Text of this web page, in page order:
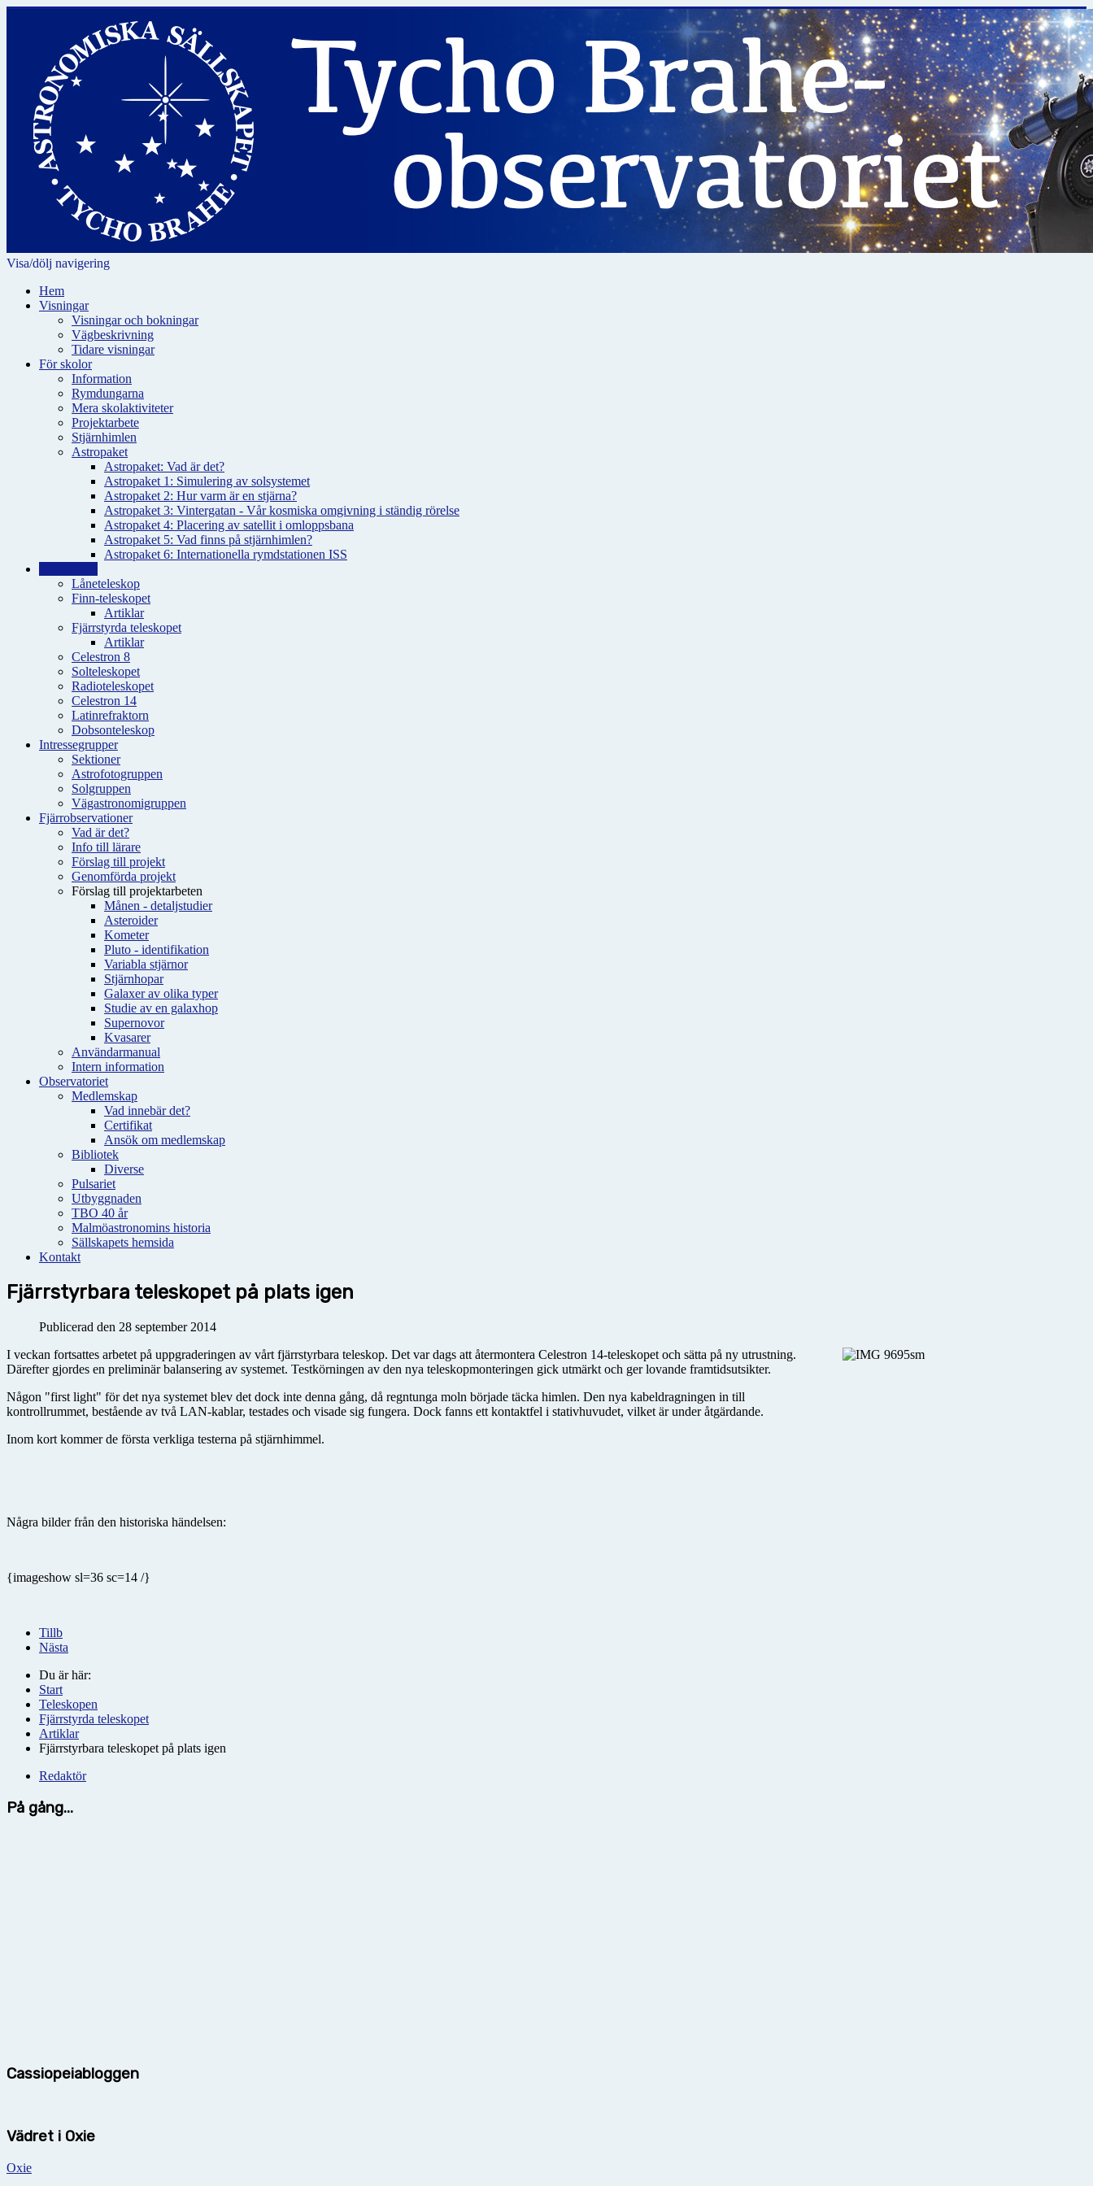
Visa/dölj navigering
Hem
Visningar
Visningar och bokningar
Vägbeskrivning
Tidare visningar
För skolor
Information
Rymdungarna
Mera skolaktiviteter
Projektarbete
Stjärnhimlen
Astropaket
Astropaket: Vad är det?
Astropaket 1: Simulering av solsystemet
Astropaket 2: Hur varm är en stjärna?
Astropaket 3: Vintergatan - Vår kosmiska omgivning i ständig rörelse
Astropaket 4: Placering av satellit i omloppsbana
Astropaket 5: Vad finns på stjärnhimlen?
Astropaket 6: Internationella rymdstationen ISS
Låneteleskop
Finn-teleskopet
Artiklar
Fjärrstyrda teleskopet
Artiklar
Celestron 8
Solteleskopet
Radioteleskopet
Celestron 14
Latinrefraktorn
Dobsonteleskop
Intressegrupper
Sektioner
Astrofotogruppen
Solgruppen
Vägastronomigruppen
Fjärrobservationer
Vad är det?
Info till lärare
Förslag till projekt
Genomförda projekt
Förslag till projektarbeten
Månen - detaljstudier
Asteroider
Kometer
Pluto - identifikation
Variabla stjärnor
Stjärnhopar
Galaxer av olika typer
Studie av en galaxhop
Supernovor
Kvasarer
Användarmanual
Intern information
Observatoriet
Medlemskap
Vad innebär det?
Certifikat
Ansök om medlemskap
Bibliotek
Diverse
Pulsariet
Utbyggnaden
TBO 40 år
Malmöastronomins historia
Sällskapets hemsida
Kontakt
Fjärrstyrbara teleskopet på plats igen
Publicerad den 28 september 2014
I veckan fortsattes arbetet på uppgraderingen av vårt fjärrstyrbara teleskop. Det var dags att återmontera Celestron 14-teleskopet och sätta på ny utrustning.
Därefter gjordes en preliminär balansering av systemet. Testkörningen av den nya teleskopmonteringen gick utmärkt och ger lovande framtidsutsikter.
Någon "first light" för det nya systemet blev det dock inte denna gång, då regntunga moln började täcka himlen. Den nya kabeldragningen in till
kontrollrummet, bestående av två LAN-kablar, testades och visade sig fungera. Dock fanns ett kontaktfel i stativhuvudet, vilket är under åtgärdande.
Inom kort kommer de första verkliga testerna på stjärnhimmel.
Några bilder från den historiska händelsen:
{imageshow sl=36 sc=14 /}
Tillb
Nästa
Du är här:
Start
Teleskopen
Fjärrstyrda teleskopet
Artiklar
Fjärrstyrbara teleskopet på plats igen
Redaktör
På gång...
Cassiopeiabloggen
Vädret i Oxie
Oxie